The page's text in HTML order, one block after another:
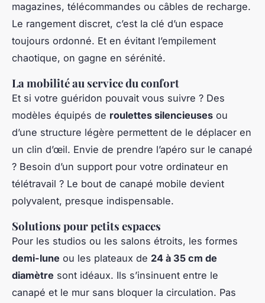
magazines, télécommandes ou câbles de recharge.
Le rangement discret, c’est la clé d’un espace
toujours ordonné. Et en évitant l’empilement
chaotique, on gagne en sérénité.
La mobilité au service du confort
Et si votre guéridon pouvait vous suivre ? Des
modèles équipés de roulettes silencieuses ou
d’une structure légère permettent de le déplacer en
un clin d’œil. Envie de prendre l’apéro sur le canapé
? Besoin d’un support pour votre ordinateur en
télétravail ? Le bout de canapé mobile devient
polyvalent, presque indispensable.
Solutions pour petits espaces
Pour les studios ou les salons étroits, les formes
demi-lune ou les plateaux de 24 à 35 cm de
diamètre sont idéaux. Ils s’insinuent entre le
canapé et le mur sans bloquer la circulation. Pas